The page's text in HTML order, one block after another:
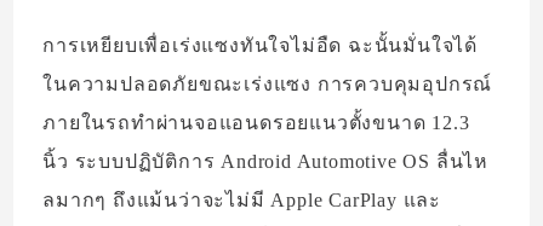
การเหยียบเพื่อเร่งแซงทันใจไม่อืด ฉะนั้นมั่นใจได้
ในความปลอดภัยขณะเร่งแซง การควบคุมอุปกรณ์
ภายในรถทำผ่านจอแอนดรอยแนวตั้งขนาด 12.3
นิ้ว ระบบปฏิบัติการ Android Automotive OS ลื่นไห
ลมากๆ ถึงแม้นว่าจะไม่มี Apple CarPlay และ